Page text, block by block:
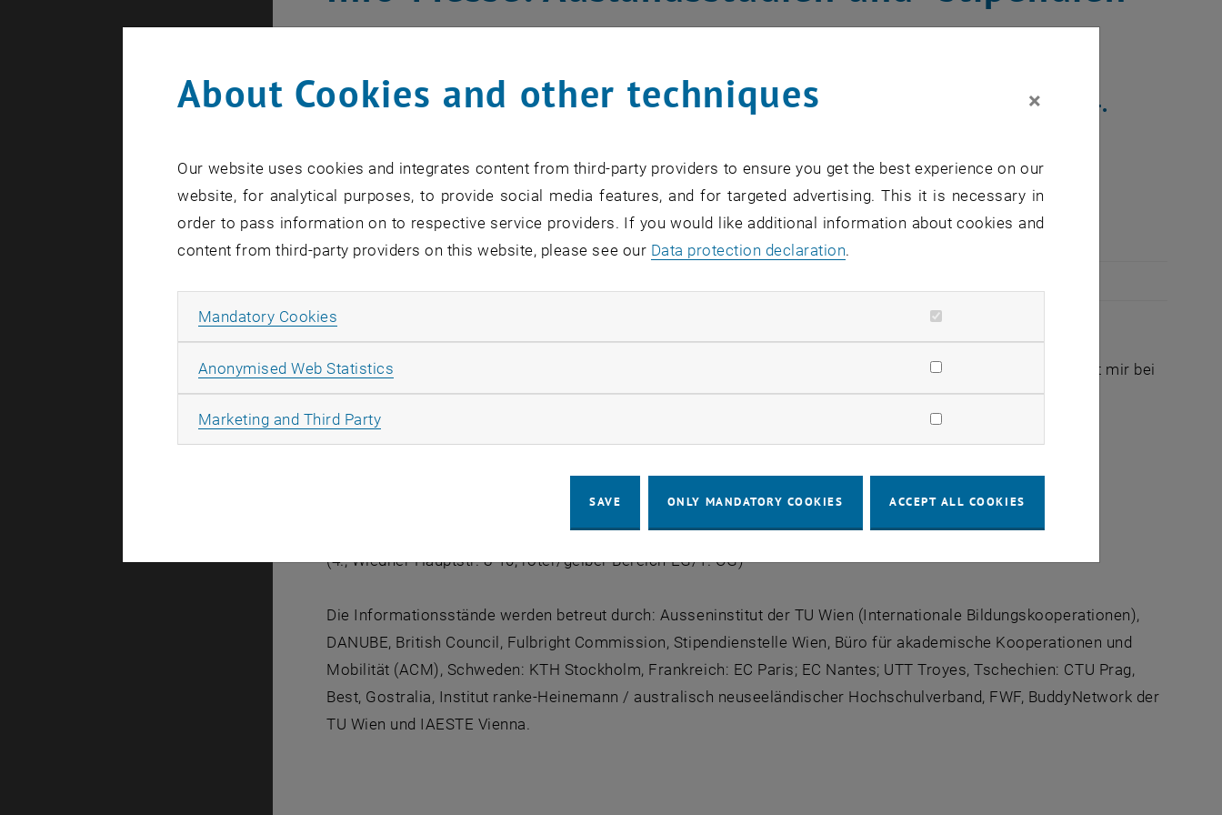
Das Außeninstitut der TU Wien und DANUBE laden am 7. November zur 14.
Informationsangebot der Messe richtet sich an TU-Studierende aller
Studienrichtungen ab dem 3. Semester und an postgraduate Studierende.
Im Ausland studieren oder ein Praktikum absolvieren? Ja, aber wie?
Wird mir das auch angerechnet? Verliere ich nicht unnötig Zeit? Kann ich mir das überhaupt leisten? Wer hilft mir bei
der Planung? Muss ich die Sprache können?
: 07. November 2006, 09:00 - 17:00 Uhr
(4., Wiedner Hauptstr. 8-10, roter/gelber Bereich EG/1. OG)
Die Informationsstände werden betreut durch: Ausseninstitut der TU Wien (Internationale Bildungskooperationen),
DANUBE, British Council, Fulbright Commission, Stipendienstelle Wien, Büro für akademische Kooperationen und
Mobilität (ACM), Schweden: KTH Stockholm, Frankreich: EC Paris; EC Nantes; UTT Troyes, Tschechien: CTU Prag,
Best, Gostralia, Institut ranke-Heinemann / australisch neuseeländischer Hochschulverband, FWF, BuddyNetwork der
TU Wien und IAESTE Vienna.
About Cookies and other techniques ×
Our website uses cookies and integrates content from third-party providers to ensure you get the best experience on our
website, for analytical purposes, to provide social media features, and for targeted advertising. This it is necessary in
order to pass information on to respective service providers. If you would like additional information about cookies and
content from third-party providers on this website, please see our Data protection declaration.
Mandatory Cookies
Anonymised Web Statistics
Marketing and Third PartyAllow marketing cookies
SAVE ONLY MANDATORY COOKIES ACCEPT ALL COOKIES